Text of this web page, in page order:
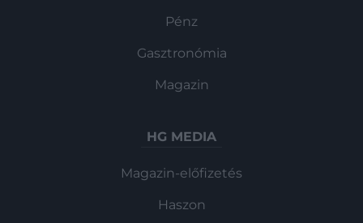
Pénz
Gasztronómia
Magazin
HG MEDIA
Magazin-előfizetés
Haszon